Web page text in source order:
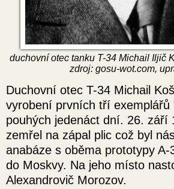
duchovní otec tanku T-34 Michail Iljič
zdroj: gosu-wot.com,
Duchovní otec T-34 Michail
vyrobení prvních tří exemplářů
pouhých jedenáct dní. 26. září
zemřel na zápal plic což byl
anabáze s oběma prototypy A-
do Moskvy. Na jeho místo
Alexandrovič Morozov.